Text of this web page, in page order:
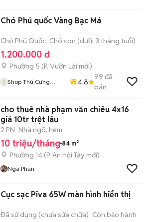
Chó Phú quốc Vàng Bạc Má
Chó Phú Quốc Chó con (dưới 3 tháng tuổi)
1.200.000 đ
Phường 5 (P. Vườn Lài mới)
Shop Thú Cưng
4.8
99 đã
bán
cho thuê nhà phạm văn chiêu 4x16
giá 10tr trệt lâu
2 PN Nhà ngõ, hẻm
10 triệu/tháng 84 m²
Phường 14 (P. An Hội Tây mới)
Nga Phan
Cục sạc Piva 65W màn hình hiển thị
Đã sử dụng (chưa sửa chữa) Còn bảo hành